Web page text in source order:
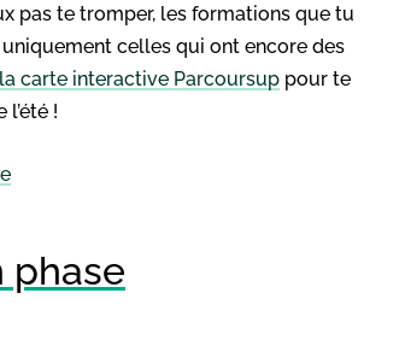
pas te tromper, les formations que tu
celles qui ont encore des
la carte interactive Parcoursup pour te
!
phase